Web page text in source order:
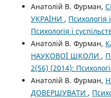
Анатолій В. Фурман,
УКРАЇНИ , Психологія
Психологія і
Анатолій В. Фурман,
НАУКОВОЇ ШКОЛИ ,
2(56) (2014):
Анатолій В. Фурман,
ДОВЕРШУВАТИ ,